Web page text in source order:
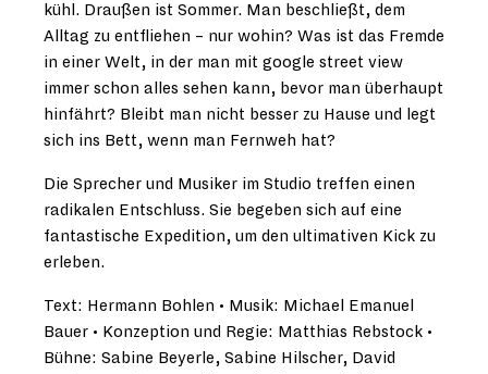
kühl. Draußen ist Sommer. Man beschließt, dem
Alltag zu entfliehen – nur wohin? Was ist das Fremde
in einer Welt, in der man mit google street view
immer schon alles sehen kann, bevor man überhaupt
hinfährt? Bleibt man nicht besser zu Hause und legt
sich ins Bett, wenn man Fernweh hat?
Die Sprecher und Musiker im Studio treffen einen
radikalen Entschluss. Sie begeben sich auf eine
fantastische Expedition, um den ultimativen Kick zu
erleben.
Text: Hermann Bohlen • Musik: Michael Emanuel
Bauer • Konzeption und Regie: Matthias Rebstock •
Bühne: Sabine Beyerle, Sabine Hilscher, David